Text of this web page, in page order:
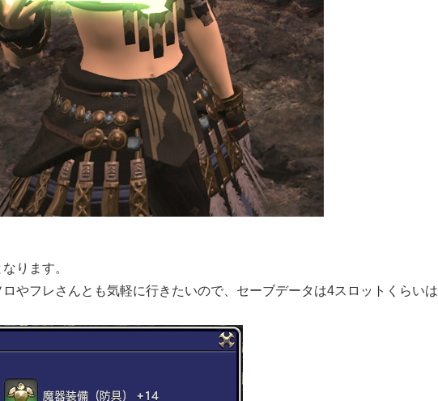
ります。
やフレさんとも気軽に行きたいので、セーブデータは4スロットくらいは